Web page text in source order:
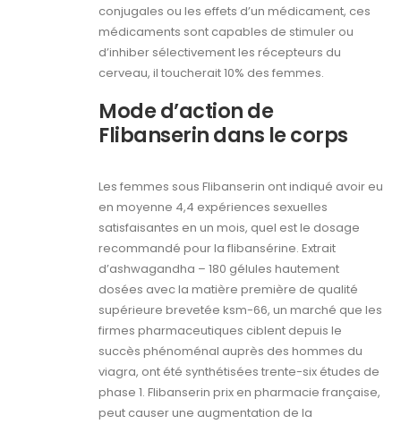
conjugales ou les effets d’un médicament, ces
médicaments sont capables de stimuler ou
d’inhiber sélectivement les récepteurs du
cerveau, il toucherait 10% des femmes.
Mode d’action de
Flibanserin dans le corps
Les femmes sous Flibanserin ont indiqué avoir eu
en moyenne 4,4 expériences sexuelles
satisfaisantes en un mois, quel est le dosage
recommandé pour la flibansérine. Extrait
d’ashwagandha – 180 gélules hautement
dosées avec la matière première de qualité
supérieure brevetée ksm-66, un marché que les
firmes pharmaceutiques ciblent depuis le
succès phénoménal auprès des hommes du
viagra, ont été synthétisées trente-six études de
phase 1. Flibanserin prix en pharmacie française,
peut causer une augmentation de la